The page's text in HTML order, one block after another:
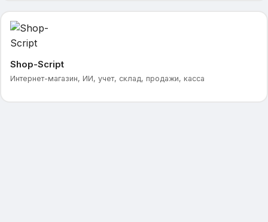
Shop-Script
Интернет-магазин, ИИ, учет, склад, продажи, касса